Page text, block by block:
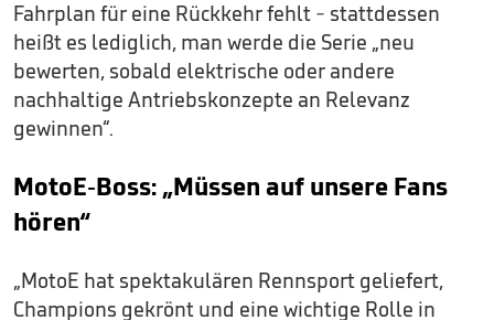
Fahrplan für eine Rückkehr fehlt - stattdessen
heißt es lediglich, man werde die Serie „neu
bewerten, sobald elektrische oder andere
nachhaltige Antriebskonzepte an Relevanz
gewinnen“.
MotoE-Boss: „Müssen auf unsere Fans
hören“
„MotoE hat spektakulären Rennsport geliefert,
Champions gekrönt und eine wichtige Rolle in